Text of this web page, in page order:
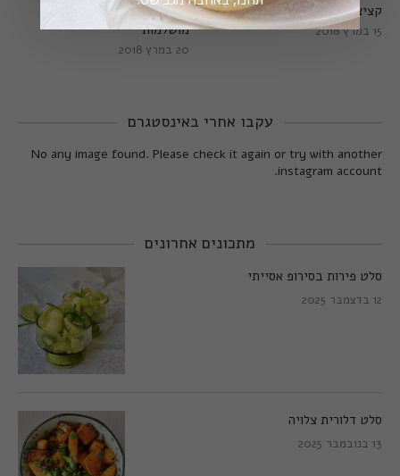
קציצות כרישה טבעוניות
מושלמות
20 במרץ 2018
קציצות כרישה מושלמות
15 במרץ 2018
עקבו אחרי באינסטגרם
No any image found. Please check it again or try with another
instagram account.
מתכונים אחרונים
סלט פירות בסירופ אסייתי
12 בדצמבר 2025
סלט דלורית צלויה
13 בנובמבר 2025